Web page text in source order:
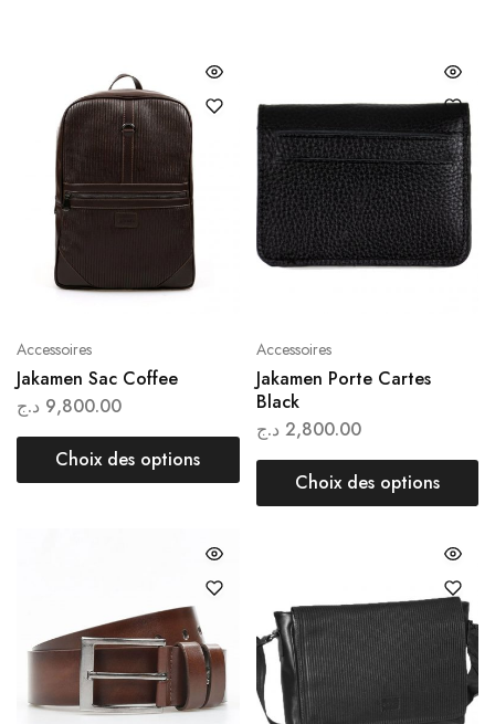
Accessoires
Jakamen Sac Coffee
9,800.00 د.ج
Choix des options
Accessoires
Jakamen Porte Cartes
Black
2,800.00 د.ج
Choix des options